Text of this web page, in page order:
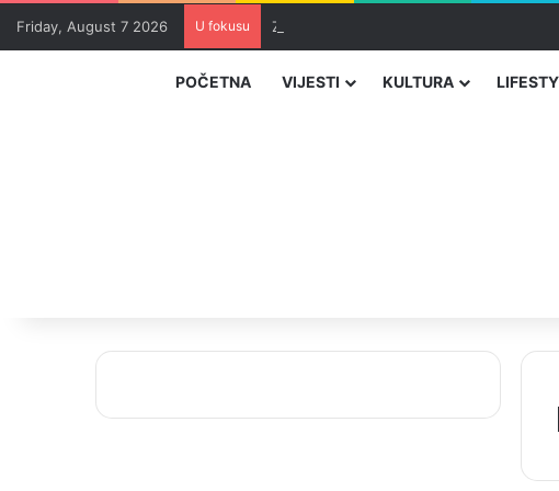
Friday, August 7 2026 U fokusu Zvizdić, Magazinović i Kojović traže
POČETNA VIJESTI KULTURA